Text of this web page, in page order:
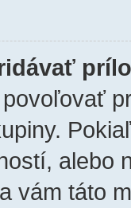
alebo
vám táto